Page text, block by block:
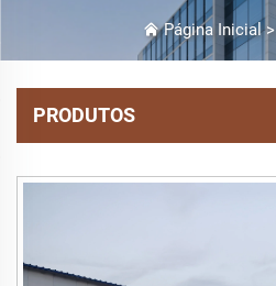
Página Inicial>
PRODUTOS